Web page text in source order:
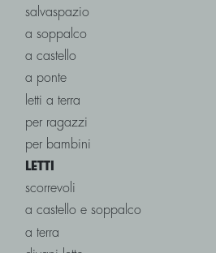
salvaspazio
a soppalco
a castello
a ponte
letti a terra
per ragazzi
per bambini
LETTI
scorrevoli
a castello e soppalco
a terra